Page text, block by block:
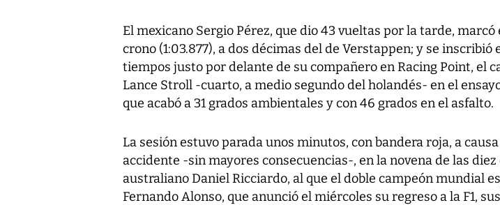
El mexicano Sergio Pérez, que dio 43 vueltas por la tarde,
crono (1:03.877), a dos décimas del de Verstappen; y se inscribió
tiempos justo por delante de su compañero en Racing Point, el
Lance Stroll -cuarto, a medio segundo del holandés- en el
que acabó a 31 grados ambientales y con 46 grados en el asfalto.
La sesión estuvo parada unos minutos, con bandera roja, a
accidente -sin mayores consecuencias-, en la novena de las
australiano Daniel Ricciardo, al que el doble campeón mundial
Fernando Alonso, que anunció el miércoles su regreso a la F1,